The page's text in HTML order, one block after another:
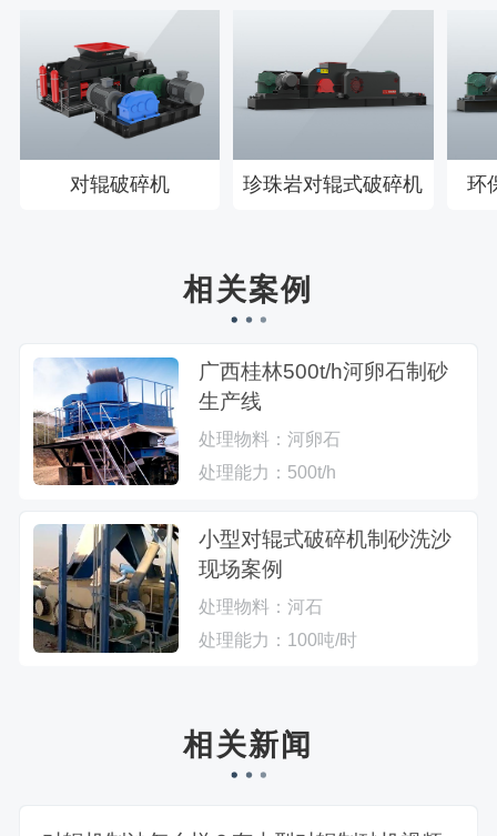
对辊破碎机 珍珠岩对辊式破碎机 环
相关案例
广西桂林500t/h河卵石制砂
生产线
处理物料：河卵石
处理能力： 500t/h
小型对辊式破碎机制砂洗沙
现场案例
处理物料：河石
处理能力： 100吨/时
相关新闻